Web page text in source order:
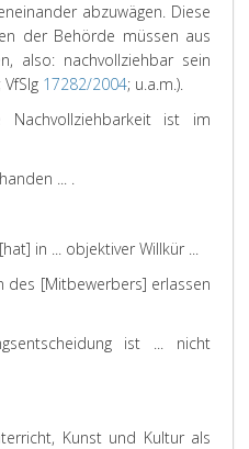
abzuwägen. Diese
der Behörde müssen aus
also: nachvollziehbar sein
; VfSlg 17282/2004; u.a.m.).
ist im
... .
in ... objektiver Willkür ...
des [Mitbewerbers] erlassen
ist ... nicht
Kunst und Kultur als